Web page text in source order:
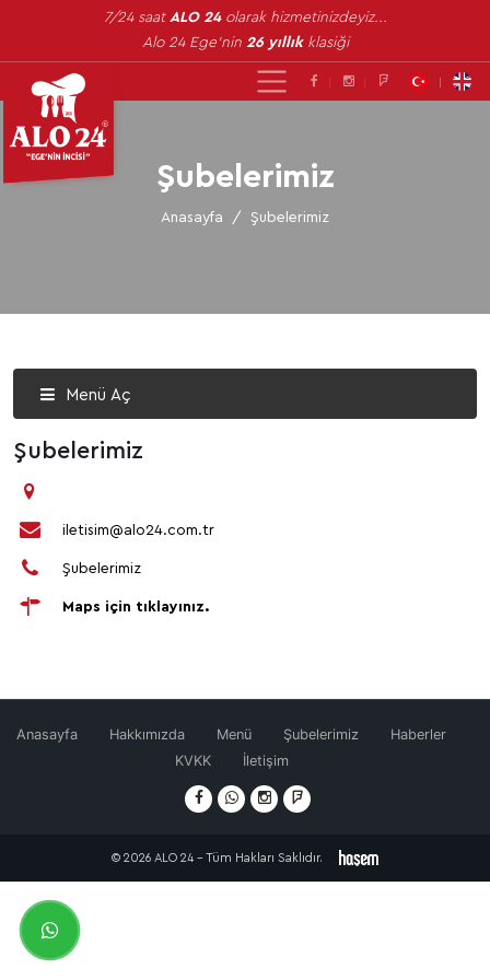
7/24 saat ALO 24olarak hizmetinizdeyiz...
Alo 24 Ege'nin 26 yıllıkklasiği
Şubelerimiz
Anasayfa Şubelerimiz
Menü Aç
Şubelerimiz
iletisim@alo24.com.tr
Şubelerimiz
Maps için tıklayınız.
Anasayfa Hakkımızda Menü Şubelerimiz
Haberler
KVKK
İletişim
© 2026 ALO 24 - Tüm Hakları Saklıdır.